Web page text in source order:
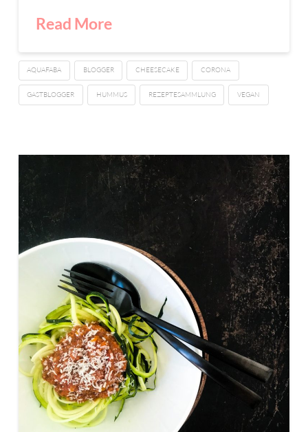
Read More
AQUAFABA BLOGGER CHEESECAKE CORONA
GASTBLOGGER HUMMUS REZEPTESAMMLUNG VEGAN